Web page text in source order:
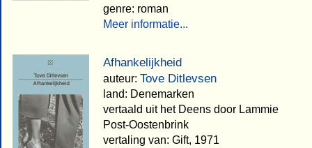
genre: roman
Meer informatie...
Afhankelijkheid
auteur: Tove Ditlevsen
land: Denemarken
vertaald uit het Deens door Lammie
Post-Oostenbrink
vertaling van: Gift, 1971